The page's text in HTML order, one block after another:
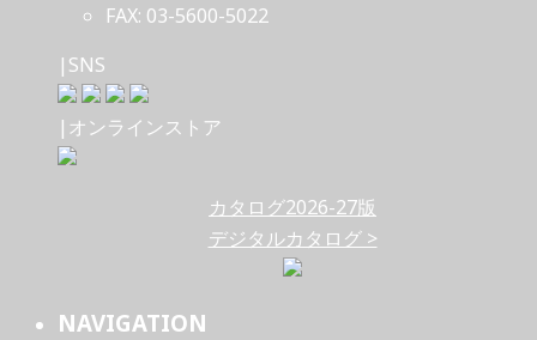
FAX: 03-5600-5022
|SNS
|オンラインストア
カタログ2026-27版
デジタルカタログ >
NAVIGATION